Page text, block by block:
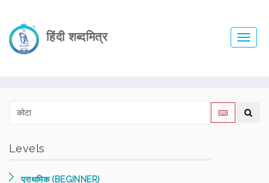
हिंदी शब्दमित्र
Levels
प्राथमिक (BEGINNER)